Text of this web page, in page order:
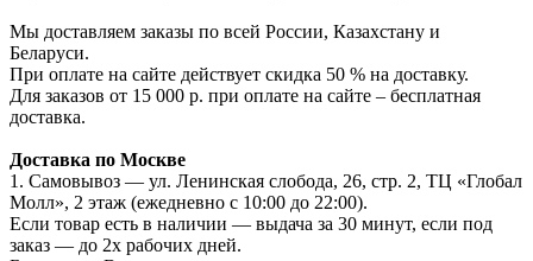
Мы доставляем заказы по всей России, Казахстану и
Беларуси.
При оплате на сайте действует скидка 50 % на доставку.
Для заказов от 15 000 р. при оплате на сайте – бесплатная
доставка.
Доставка по Москве
1. Самовывоз — ул. Ленинская слобода, 26, стр. 2, ТЦ «Глобал
Молл», 2 этаж (ежедневно с 10:00 до 22:00).
Если товар есть в наличии — выдача за 30 минут, если под
заказ — до 2х рабочих дней.